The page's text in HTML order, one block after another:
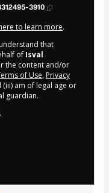
3910
to learn more.
that
of Isval
the content and/or
of Use, Privacy
(iii) am of legal age or
guardian.
.